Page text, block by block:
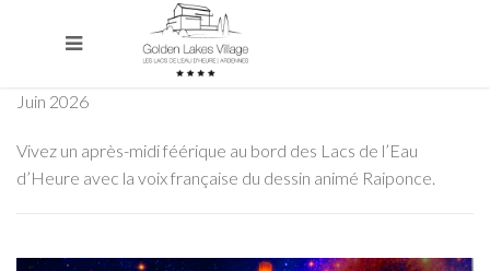
Juin 2026
Vivez un après-midi féérique au bord des Lacs de l’Eau
d’Heure avec la voix française du dessin animé Raiponce.